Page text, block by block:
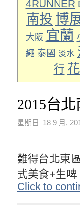
4RUNNER
南投 博
大阪 宜蘭
繩 泰國 淡水
行
2015台
星期日, 18 9 月,
難得台北東
式美食+生啤
Click to